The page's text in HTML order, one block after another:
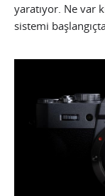
yaratıyor. Ne var
sistemi